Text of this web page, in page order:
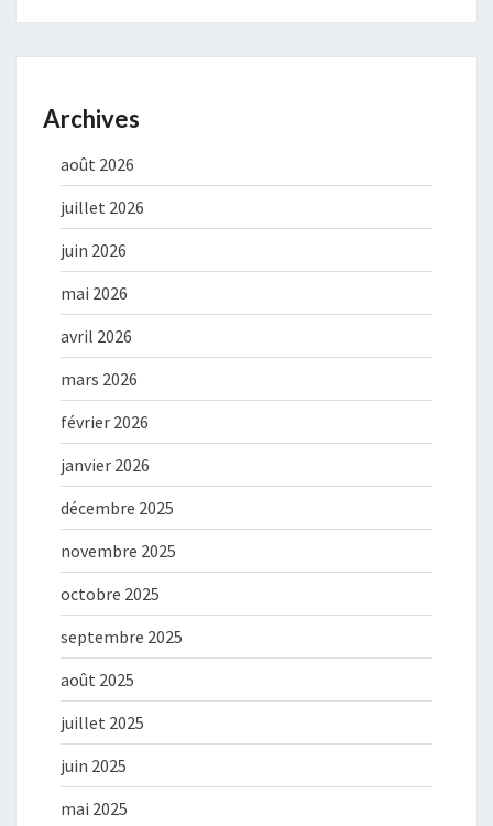
Archives
août 2026
juillet 2026
juin 2026
mai 2026
avril 2026
mars 2026
février 2026
janvier 2026
décembre 2025
novembre 2025
octobre 2025
septembre 2025
août 2025
juillet 2025
juin 2025
mai 2025